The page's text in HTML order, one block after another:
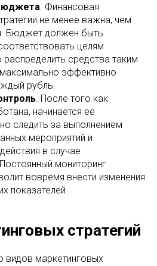
. Финансовая
не менее важна, чем
Бюджет должен быть
целям
средства таким
эффективно
рубль.
. После того как
начинается её
следить за выполнением
мероприятий и
в случае
мониторинг
вовремя внести изменения
показателей.
стратегий
видов маркетинговых